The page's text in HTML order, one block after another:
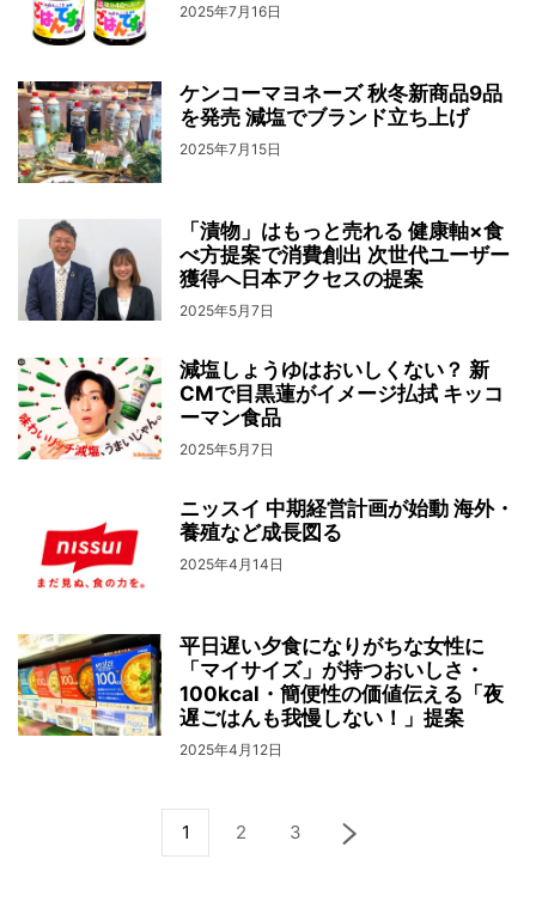
2025年7月16日
ケンコーマヨネーズ 秋冬新商品9品
を発売 減塩でブランド立ち上げ
2025年7月15日
「漬物」はもっと売れる 健康軸×食
べ方提案で消費創出 次世代ユーザー
獲得へ日本アクセスの提案
2025年5月7日
減塩しょうゆはおいしくない？ 新
CMで目黒蓮がイメージ払拭 キッコ
ーマン食品
2025年5月7日
ニッスイ 中期経営計画が始動 海外・
養殖など成長図る
2025年4月14日
平日遅い夕食になりがちな女性に
「マイサイズ」が持つおいしさ・
100kcal・簡便性の価値伝える「夜
遅ごはんも我慢しない！」提案
2025年4月12日
1 2 3